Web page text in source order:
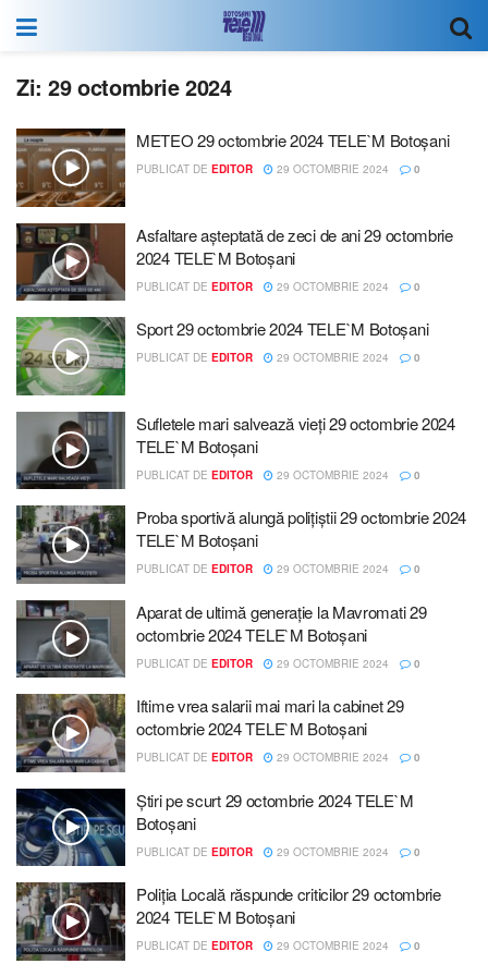
Zi:29 octombrie 2024
METEO 29 octombrie 2024 TELE`M Botoșani
PUBLICAT DE EDITOR 29 OCTOMBRIE 2024 0
Asfaltare așteptată de zeci de ani 29 octombrie
2024 TELE`M Botoșani
PUBLICAT DE EDITOR 29 OCTOMBRIE 2024 0
Sport 29 octombrie 2024 TELE`M Botoșani
PUBLICAT DE EDITOR 29 OCTOMBRIE 2024 0
Sufletele mari salvează vieți 29 octombrie 2024
TELE`M Botoșani
PUBLICAT DE EDITOR 29 OCTOMBRIE 2024 0
Proba sportivă alungă polițiștii 29 octombrie 2024
TELE`M Botoșani
PUBLICAT DE EDITOR 29 OCTOMBRIE 2024 0
Aparat de ultimă generație la Mavromati 29
octombrie 2024 TELE`M Botoșani
PUBLICAT DE EDITOR 29 OCTOMBRIE 2024 0
Iftime vrea salarii mai mari la cabinet 29
octombrie 2024 TELE`M Botoșani
PUBLICAT DE EDITOR 29 OCTOMBRIE 2024 0
Știri pe scurt 29 octombrie 2024 TELE`M
Botoșani
PUBLICAT DE EDITOR 29 OCTOMBRIE 2024 0
Poliția Locală răspunde criticilor 29 octombrie
2024 TELE`M Botoșani
PUBLICAT DE EDITOR 29 OCTOMBRIE 2024 0